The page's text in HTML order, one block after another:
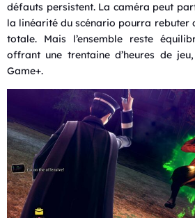
défauts persistent. La caméra peut
la linéarité du scénario pourra rebuter
totale. Mais l’ensemble reste
offrant une trentaine d’heures de
Game+.